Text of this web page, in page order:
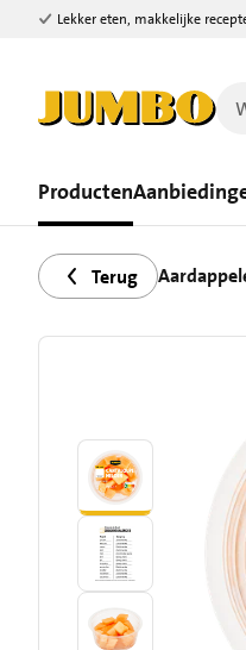
Ga naar zoeken
Ga naar hoofdinhoud
Lekker eten, makkelijke
Producten
Terug